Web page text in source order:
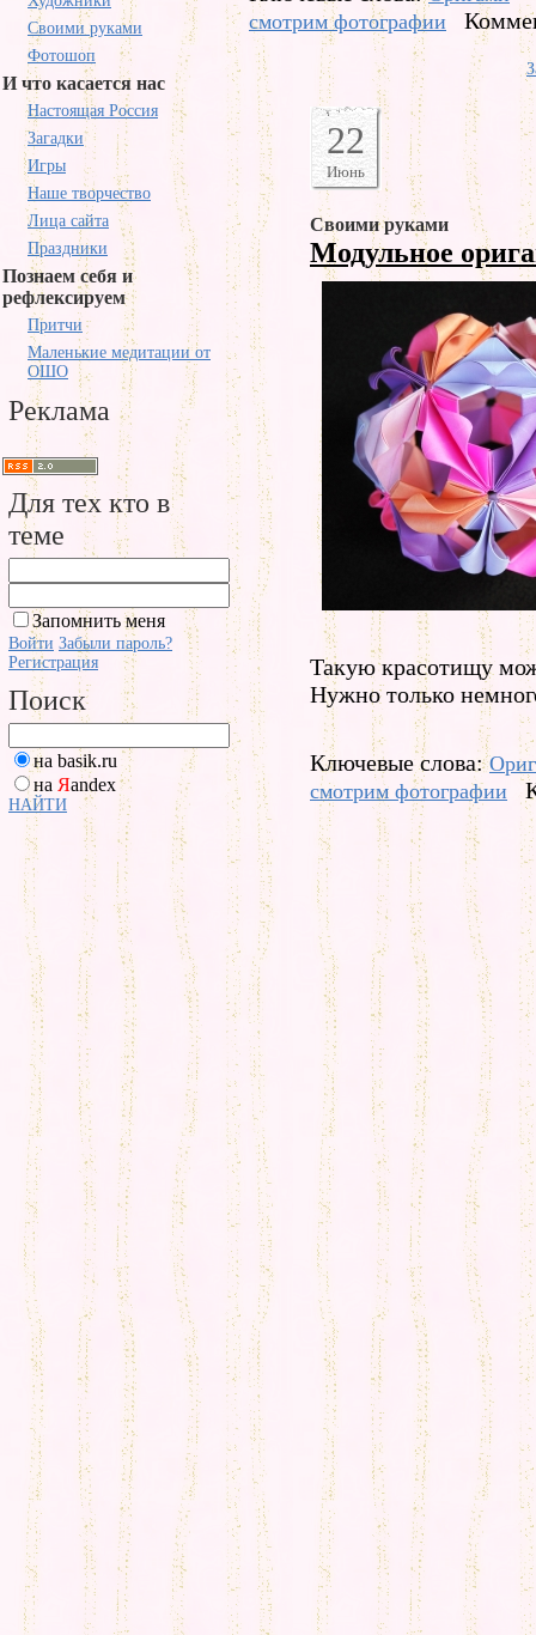
Своими руками
Фотошоп
И что касается нас
Настоящая Россия
Загадки
Игры
Наше творчество
Лица сайта
Праздники
Познаем себя и
рефлексируем
Притчи
Маленькие медитации от
ОШО
Реклама
Для тех кто в
теме
Запомнить меня
Войти Забыли пароль?
Регистрация
Поиск
на basik.ru
на Яandex
НАЙТИ
смотрим фотографии
22
Июнь
Своими руками
Модульное
Такую красотищу
Нужно только
Ключевые слова:
смотрим фотографии